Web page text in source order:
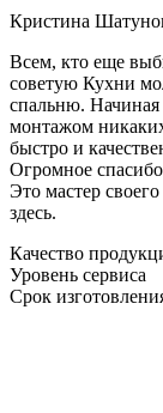
Кристина
Всем, кто еще
советую Кухни
спальню. Начиная
монтажом
быстро и
Огромное
Это мастер
здесь.
Качество
Уровень сервиса
Срок